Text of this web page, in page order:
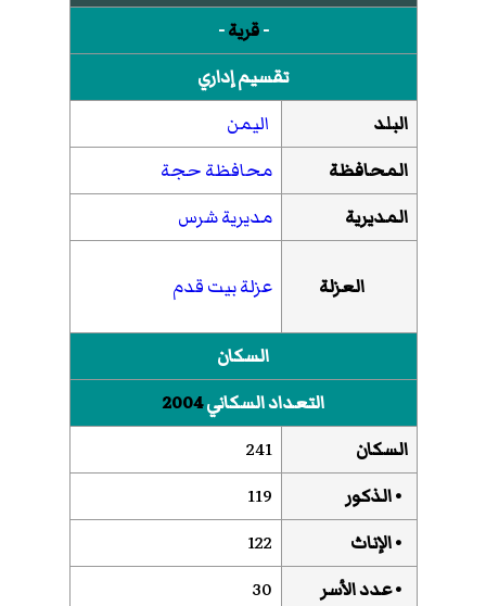
-قرية-
تقسيم إداري
البلد
اليمن
المحافظة
محافظة حجة
المديرية
مديرية شرس
العزلة عزلة بيت قدم
السكان
التعداد السكاني2004
السكان
241
• الذكور
119
• الإناث
122
• عدد الأسر
30